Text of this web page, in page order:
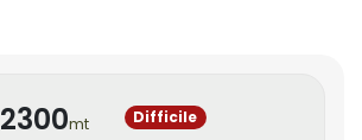
2300mt
Difficile